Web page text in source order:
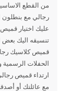
من القطع
رجالي مع بنطلون
عليك اختيار
تنسيقه اليك
قميص كلاسيك
الحفلات الرسمية
ارتداء قميص
مع عائلتك أو